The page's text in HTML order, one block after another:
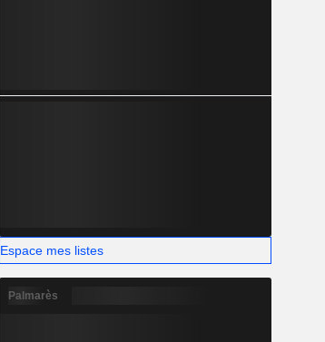
Espace mes listes
Palmarès